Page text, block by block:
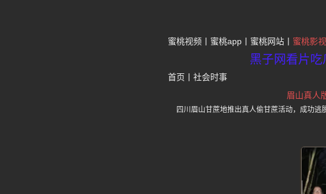
蜜桃视频 蜜桃app 蜜桃网站 蜜桃影视
黑子网看片
首页 社会时事
眉山真人
四川眉山甘蔗地推出真人偷甘蔗活动，成功